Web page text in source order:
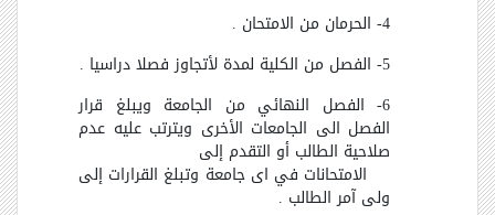
4- الحرمان من الامتحان .
5- الفصل من الكلية لمدة لأتجاوز فصلا دراسيا .
6- الفصل النهائي من الجامعة ويبلغ قرار
الفصل الى الجامعات الأخرى ويترتب عليه عدم
صلاحية الطالب أو التقدم إلى
الامتحانات في اى جامعة وتبلغ القرارات إلى
ولى آمر الطالب .